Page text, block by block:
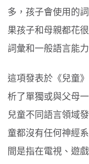
多，孩子會使用的
果孩子和母親都花
詞彙和一般語言能
這項發表於《兒童
析了單獨或與父母
兒童不同語言領域
童都沒有任何神經
間是指在電視、遊